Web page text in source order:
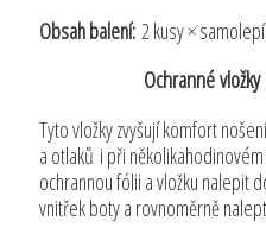
Obsah balení: 2 kusy ×
Ochranné
Tyto vložky zvyšují komfort
a otlaků i při
ochrannou fólii a vložku nalepit
vnitřek boty a rovnoměrně